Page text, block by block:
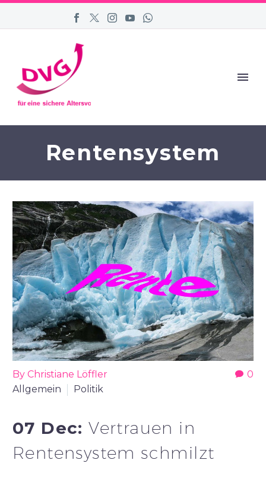
Rentensystem
0
By Christiane Löffler
Allgemein
Politik
07 Dec:Vertrauen in
Rentensystem schmilzt